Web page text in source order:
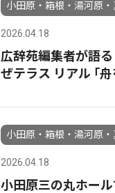
小田原・箱根・湯河原
2026.04.18
広辞苑編集者が語
ぜテラス リアル ｢
小田原・箱根・湯河原
2026.04.18
小田原三の丸ホー